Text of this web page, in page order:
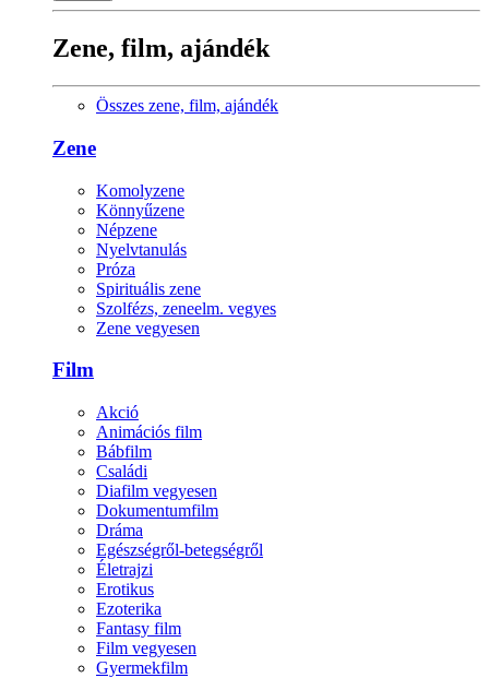
Zene, film, ajándék
Összes zene, film, ajándék
Zene
Komolyzene
Könnyűzene
Népzene
Nyelvtanulás
Próza
Spirituális zene
Szolfézs, zeneelm. vegyes
Zene vegyesen
Film
Akció
Animációs film
Bábfilm
Családi
Diafilm vegyesen
Dokumentumfilm
Dráma
Egészségről-betegségről
Életrajzi
Erotikus
Ezoterika
Fantasy film
Film vegyesen
Gyermekfilm